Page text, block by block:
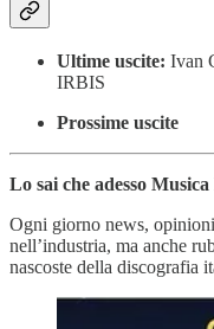
Ultime uscite: Ivan
IRBIS
Prossime uscite
Lo sai che adesso
Ogni giorno news,
nell’industria, ma anche
nascoste della discografia